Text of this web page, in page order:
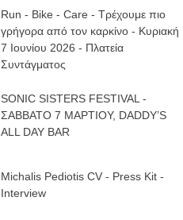
Run - Bike - Care - Τρέχουμε πιο
γρήγορα από τον καρκίνο - Κυριακή
7 Ιουνίου 2026 - Πλατεία
Συντάγματος
SONIC SISTERS FESTIVAL -
ΣΑΒΒΑΤΟ 7 ΜΑΡΤΙΟΥ, DADDY’S
ALL DAY BAR
Michalis Pediotis CV - Press Kit -
Interview